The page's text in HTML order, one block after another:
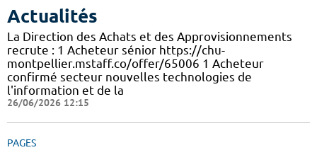
Actualités
La Direction des Achats et des Approvisionnements
recrute : 1 Acheteur sénior https://chu-
montpellier.mstaff.co/offer/65006 1 Acheteur
confirmé secteur nouvelles technologies de
l'information et de la
26/06/2026 12:15
PAGES